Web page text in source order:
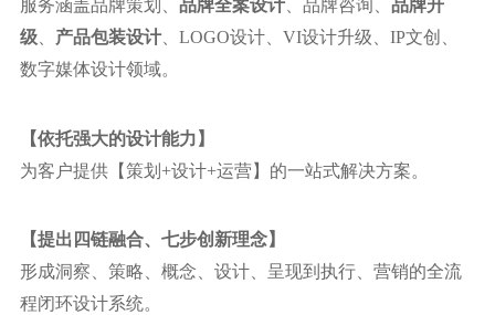
服务涵盖品牌策划、 品牌全案设计、品牌咨询、 品牌升
级、 产品包装设计、LOGO设计、VI设计升级、IP文创、
数字媒体设计领域。
【依托强⼤的设计能力】
为客户提供【策划+设计+运营】的⼀站式解决方案。
【提出四链融合、七步创新理念】
形成洞察、策略、概念、设计、呈现到执⾏、营销的全流
程闭环设计系统。